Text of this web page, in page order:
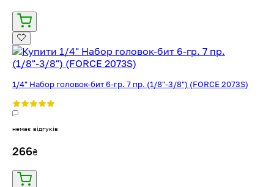
1/4" Набор головок-бит 6-гр. 7 пр. (1/8"-3/8") (FORCE 2073S)
немає відгуків
266₴